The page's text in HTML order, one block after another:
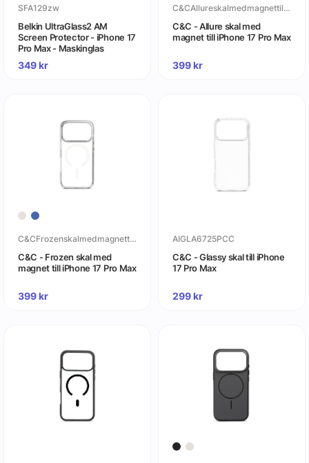
SFA129zw
Belkin UltraGlass2 AM
Screen Protector - iPhone 17
Pro Max - Maskinglas
349kr
C&CAllureskalmedmagnettilliPhone17ProMax
C&C - Allure skal med
magnet till iPhone 17 Pro Max
399kr
C&CFrozenskalmedmagnettilliPhone17ProMax
C&C - Frozen skal med
magnet till iPhone 17 Pro Max
399kr
AIGLA6725PCC
C&C - Glassy skal till iPhone
17 Pro Max
299kr